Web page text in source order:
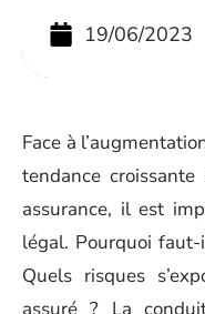
19/06/2023
Face à
tendance
assurance, il est
légal. Pourquoi
Quels risques